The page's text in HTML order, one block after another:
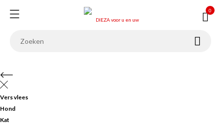

0

Vers vlees
Hond
Kat